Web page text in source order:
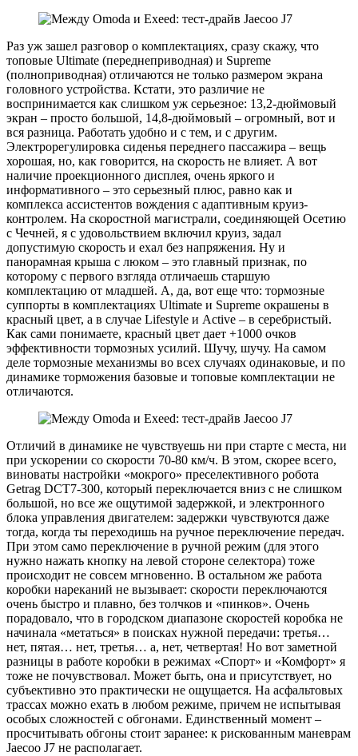
Раз уж зашел разговор о комплектациях, сразу скажу, что
топовые Ultimate (переднеприводная) и Supreme
(полноприводная) отличаются не только размером экрана
головного устройства. Кстати, это различие не
воспринимается как слишком уж серьезное: 13,2-дюймовый
экран – просто большой, 14,8-дюймовый – огромный, вот и
вся разница. Работать удобно и с тем, и с другим.
Электрорегулировка сиденья переднего пассажира – вещь
хорошая, но, как говорится, на скорость не влияет. А вот
наличие проекционного дисплея, очень яркого и
информативного – это серьезный плюс, равно как и
комплекса ассистентов вождения с адаптивным круиз-
контролем. На скоростной магистрали, соединяющей Осетию
с Чечней, я с удовольствием включил круиз, задал
допустимую скорость и ехал без напряжения. Ну и
панорамная крыша с люком – это главный признак, по
которому с первого взгляда отличаешь старшую
комплектацию от младшей. А, да, вот еще что: тормозные
суппорты в комплектациях Ultimate и Supreme окрашены в
красный цвет, а в случае Lifestyle и Active – в серебристый.
Как сами понимаете, красный цвет дает +1000 очков
эффективности тормозных усилий. Шучу, шучу. На самом
деле тормозные механизмы во всех случаях одинаковые, и по
динамике торможения базовые и топовые комплектации не
отличаются.
Отличий в динамике не чувствуешь ни при старте с места, ни
при ускорении со скорости 70-80 км/ч. В этом, скорее всего,
виноваты настройки «мокрого» преселективного робота
Getrag DCT7-300, который переключается вниз с не слишком
большой, но все же ощутимой задержкой, и электронного
блока управления двигателем: задержки чувствуются даже
тогда, когда ты переходишь на ручное переключение передач.
При этом само переключение в ручной режим (для этого
нужно нажать кнопку на левой стороне селектора) тоже
происходит не совсем мгновенно. В остальном же работа
коробки нареканий не вызывает: скорости переключаются
очень быстро и плавно, без толчков и «пинков». Очень
порадовало, что в городском диапазоне скоростей коробка не
начинала «метаться» в поисках нужной передачи: третья…
нет, пятая… нет, третья… а, нет, четвертая! Но вот заметной
разницы в работе коробки в режимах «Спорт» и «Комфорт» я
тоже не почувствовал. Может быть, она и присутствует, но
субъективно это практически не ощущается. На асфальтовых
трассах можно ехать в любом режиме, причем не испытывая
особых сложностей с обгонами. Единственный момент –
просчитывать обгоны стоит заранее: к рискованным маневрам
Jaecoo J7 не располагает.